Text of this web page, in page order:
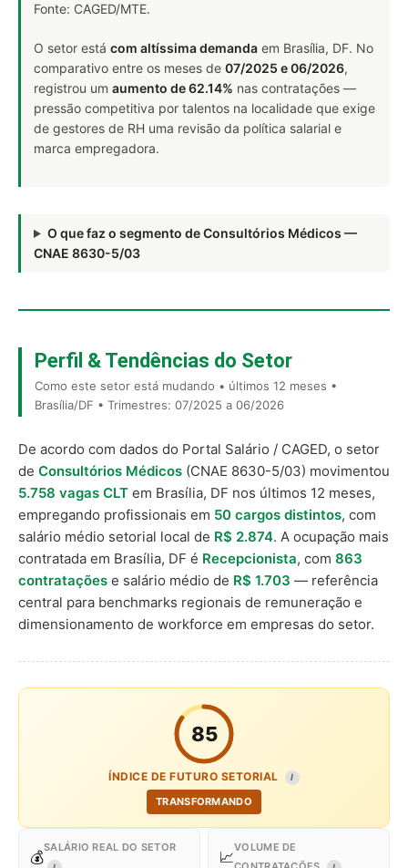
Fonte: CAGED/MTE.
O setor está com altíssima demanda em Brasília, DF. No
comparativo entre os meses de 07/2025 e 06/2026,
registrou um aumento de 62.14% nas contratações —
pressão competitiva por talentos na localidade que exige
de gestores de RH uma revisão da política salarial e
marca empregadora.
O que faz o segmento de Consultórios Médicos —
CNAE 8630-5/03
Perfil & Tendências do Setor
Como este setor está mudando • últimos 12 meses •
Brasília/DF • Trimestres: 07/2025 a 06/2026
De acordo com dados do Portal Salário / CAGED, o setor
de Consultórios Médicos (CNAE 8630-5/03) movimentou
5.758 vagas CLT em Brasília, DF nos últimos 12 meses,
empregando profissionais em 50 cargos distintos, com
salário médio setorial local de R$ 2.874. A ocupação mais
contratada em Brasília, DF é Recepcionista, com 863
contratações e salário médio de R$ 1.703 — referência
central para benchmarks regionais de remuneração e
dimensionamento de workforce em empresas do setor.
85
ÍNDICE DE FUTURO SETORIAL I
TRANSFORMANDO
💰
SALÁRIO REAL DO SETOR
📈
VOLUME DE